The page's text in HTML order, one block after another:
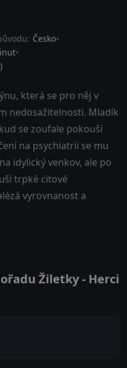
Česko
která se pro něj v
nedosažitelnosti. Mladík
se zoufale pokouší
na psychiatrii se mu
idylický venkov, ale po
trpké citové
vyrovnanost a
Žiletky - Herci